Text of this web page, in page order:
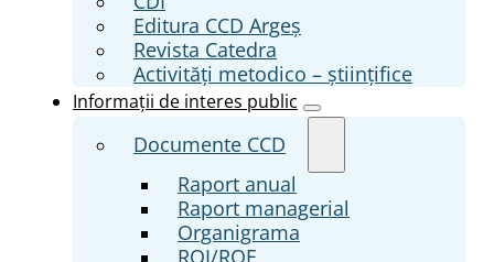
Editura CCD Argeş
Revista Catedra
Activități metodico – științifice
Informații de interes public
Documente CCD
Raport anual
Raport managerial
Organigrama
ROI/ROF